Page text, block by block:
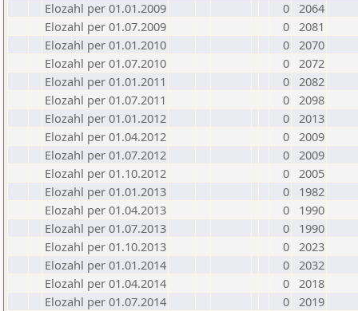
Elozahl per 01.01.2009
0 2064
Elozahl per 01.07.2009
0 2081
Elozahl per 01.01.2010
0 2070
Elozahl per 01.07.2010
0 2072
Elozahl per 01.01.2011
0 2082
Elozahl per 01.07.2011
0 2098
Elozahl per 01.01.2012
0 2013
Elozahl per 01.04.2012
0 2009
Elozahl per 01.07.2012
0 2009
Elozahl per 01.10.2012
0 2005
Elozahl per 01.01.2013
0
1982
Elozahl per 01.04.2013
0
1990
Elozahl per 01.07.2013
0
1990
Elozahl per 01.10.2013
0 2023
Elozahl per 01.01.2014
0 2032
Elozahl per 01.04.2014
0 2018
Elozahl per 01.07.2014
0 2019